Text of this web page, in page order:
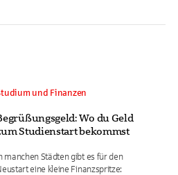
und Finanzen
Wo du Geld
Studienstart bekommst
manchen Städten gibt es für den
eine kleine Finanzspritze: